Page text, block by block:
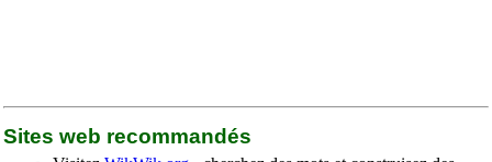
Sites web recommandés